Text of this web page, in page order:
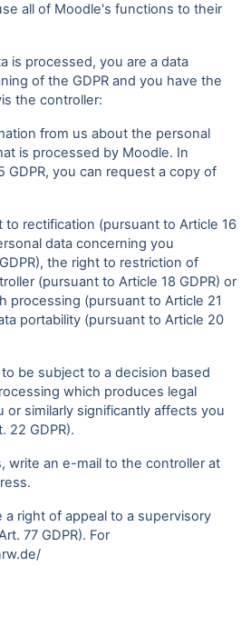
all of Moodle's functions to their
is processed, you are a data
of the GDPR and you have the
the controller:
from us about the personal
is processed by Moodle. In
GDPR, you can request a copy of
to rectification (pursuant to Article 16
data concerning you
the right to restriction of
(pursuant to Article 18 GDPR) or
processing (pursuant to Article 21
portability (pursuant to Article 20
be subject to a decision based
which produces legal
similarly significantly affects you
22 GDPR).
write an e-mail to the controller at
a right of appeal to a supervisory
77 GDPR). For